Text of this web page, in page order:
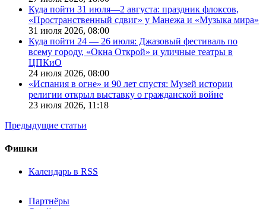
Куда пойти 31 июля—2 августа: праздник флоксов,
«Пространственный сдвиг» у Манежа и «Музыка мира»
31 июля 2026, 08:00
Куда пойти 24 — 26 июля: Джазовый фестиваль по
всему городу, «Окна Открой» и уличные театры в
ЦПКиО
24 июля 2026, 08:00
«Испания в огне» и 90 лет спустя: Музей истории
религии открыл выставку о гражданской войне
23 июля 2026, 11:18
Предыдущие статьи
Фишки
Календарь в RSS
Партнёры